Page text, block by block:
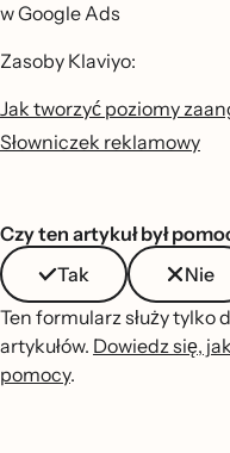
w Google Ads
Zasoby Klaviyo:
Jak tworzyć poziomy
Słowniczek reklamowy
Czy ten artykuł był
Tak
Nie
Ten formularz służy tylko
artykułów. Dowiedz się,
pomocy.